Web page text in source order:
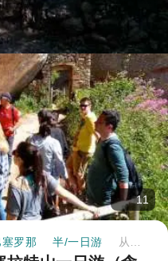
11
塞罗那 半/一日游